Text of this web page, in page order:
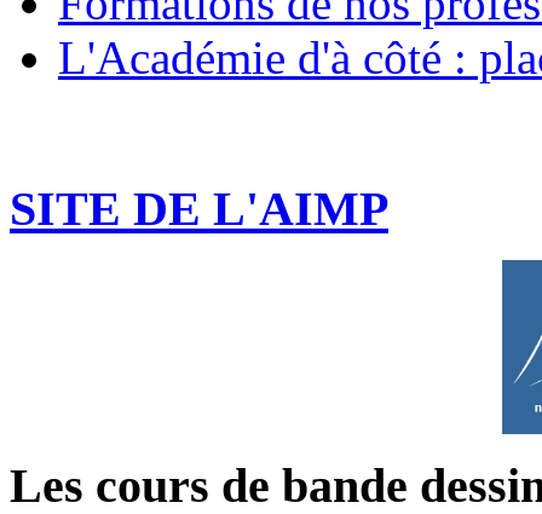
L'Académie d'à côté :
SITE DE L'AIMP
Les cours de bande